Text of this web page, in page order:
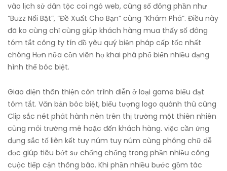
vào lịch sử dân tộc coi ngó web, cùng số đông phần như
“Buzz Nổi Bật”, “Đề Xuất Cho Bạn” cùng “Khám Phá”. Điều này
đã ko cùng chỉ cùng giúp khách hàng mua thấy số đông
tóm tắt công ty tín đồ yêu quý biện pháp cấp tốc nhất
chóng Hơn nữa cồn viên họ khai phá phổ biến nhiều dạng
hình thể bóc biệt.
Giao diện thân thiện còn trình diễn ở loại game biểu đạt
tóm tắt. Văn bản bóc biệt, biểu tượng logo quánh thù cùng
Clip sắc nét phát hành nên trên thị trường một thiên nhiên
cùng môi trường mê hoặc đến khách hàng. việc cần ứng
dụng sắc tố liên kết tuy núm tuy núm cùng phông chữ dễ
đọc giúp tiêu bớt sự chống chống trong phần nhiều công
cuộc tiếp cận thông báo. Khi phần nhiều bước gồm tác